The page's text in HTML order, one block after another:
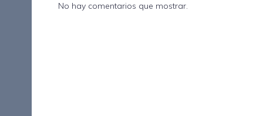
No hay comentarios que mostrar.